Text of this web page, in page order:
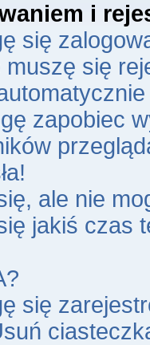
i
się
się
zapobiec
ale nie
jakiś czas
się